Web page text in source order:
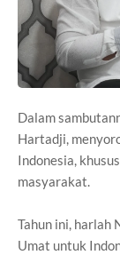
Dalam
Hartadji,
Indonesia,
masyarakat.
Tahun ini, harlah
Umat untuk